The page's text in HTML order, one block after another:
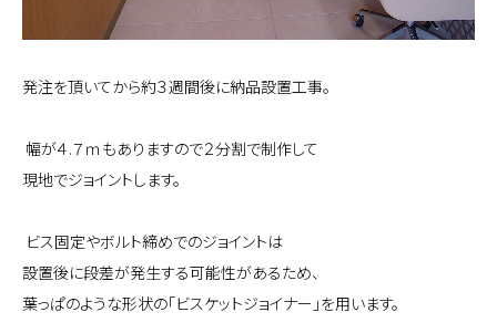
発注を頂いてから約３週間後に納品設置工事。
幅が４.７ｍもありますので２分割で制作して
現地でジョイントします。
ビス固定やボルト締めでのジョイントは
設置後に段差が発生する可能性があるため、
葉っぱのような形状の「ビスケットジョイナー」を用います。